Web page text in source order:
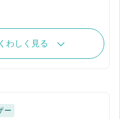
わしく見る
ー